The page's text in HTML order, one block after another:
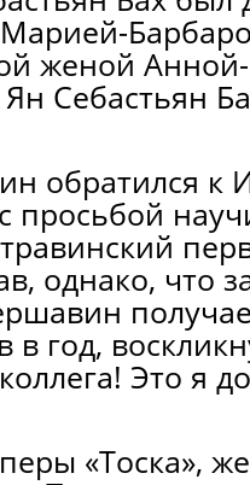
женой
Себастьян
обратился к
просьбой
однако, что
в год,
Это я
«Тоска»,